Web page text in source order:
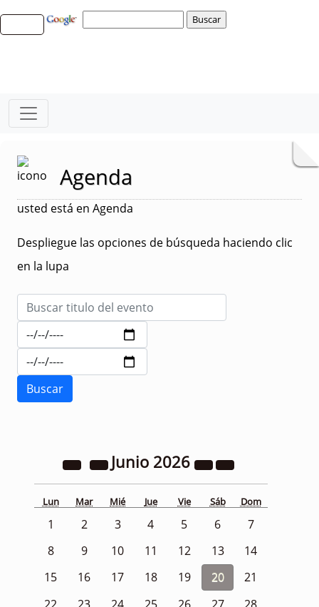
Agenda
usted está en Agenda
Despliegue las opciones de búsqueda haciendo clic
en la lupa
Junio 2026
Lun Mar Mié Jue Vie Sáb Dom
1 2 3 4 5 6
7
8
9 10 11 12 13
14
15
16 17 18 19 20
21